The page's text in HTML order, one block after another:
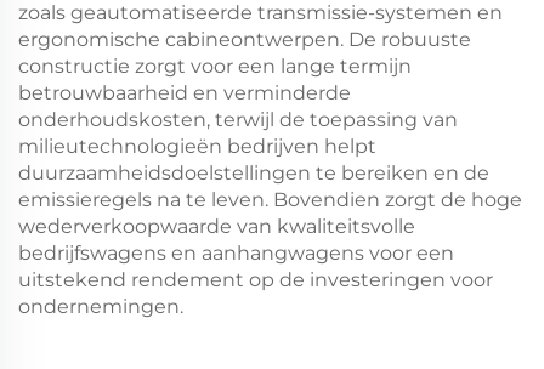
zoals geautomatiseerde transmissie-systemen en
ergonomische cabineontwerpen. De robuuste
constructie zorgt voor een lange termijn
betrouwbaarheid en verminderde
onderhoudskosten, terwijl de toepassing van
milieutechnologieën bedrijven helpt
duurzaamheidsdoelstellingen te bereiken en de
emissieregels na te leven. Bovendien zorgt de hoge
wederverkoopwaarde van kwaliteitsvolle
bedrijfswagens en aanhangwagens voor een
uitstekend rendement op de investeringen voor
ondernemingen.